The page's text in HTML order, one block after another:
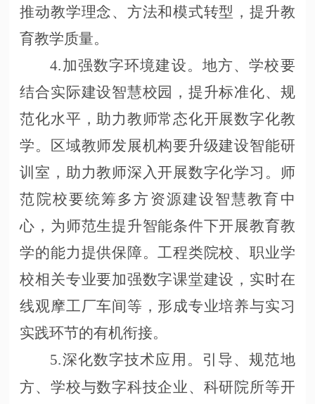
推动教学理念、方法和模式转型，提升教
育教学质量。
4.加强数字环境建设。地方、学校要
结合实际建设智慧校园，提升标准化、规
范化水平，助力教师常态化开展数字化教
学。区域教师发展机构要升级建设智能研
训室，助力教师深入开展数字化学习。师
范院校要统筹多方资源建设智慧教育中
心，为师范生提升智能条件下开展教育教
学的能力提供保障。工程类院校、职业学
校相关专业要加强数字课堂建设，实时在
线观摩工厂车间等，形成专业培养与实习
实践环节的有机衔接。
5.深化数字技术应用。引导、规范地
方、学校与数字科技企业、科研院所等开